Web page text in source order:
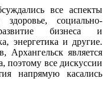
все аспекты
социально-
бизнеса и
энергетика и другие.
является
все дискуссии
напрямую касались